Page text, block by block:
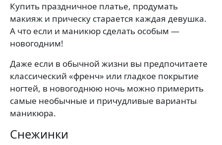
Купить праздничное платье, продумать
макияж и прическу старается каждая девушка.
А что если и маникюр сделать особым —
новогодним!
Даже если в обычной жизни вы предпочитаете
классический «френч» или гладкое покрытие
ногтей, в новогоднюю ночь можно примерить
самые необычные и причудливые варианты
маникюра.
Снежинки